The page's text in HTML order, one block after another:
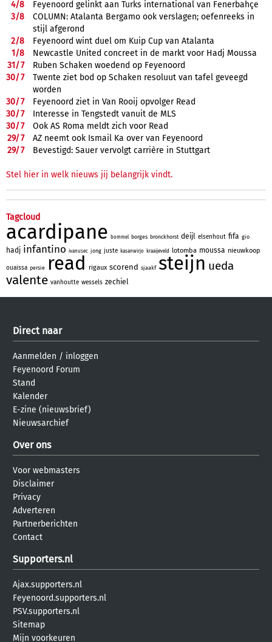
4/8
Feyenoord gelinkt aan Turks international van Fenerbahçe
3/8
COLUMN: Atalanta Bergamo ook verslagen; oefenreeks in
stijl afgerond
2/8
Feyenoord wint duel om Kuip Cup van Atalanta
1/8
Newcastle United concreet in de markt voor Hadj Moussa
31/7
Ruben Schaken woedend op Feyenoord
30/7
Twente ziet bod op Schaken resoluut van tafel geveegd
worden
30/7
Feyenoord ziet in Van Rooij opvolger Read
30/7
Interesse in Tengstedt vanuit de MLS
30/7
Ook AS Roma meldt zich voor Read
29/7
AZ neemt ook Ismail Ka over van Feyenoord
29/7 Bevestigd: Sauer vervolgt carrière in Stuttgart
Stel hier in welk nieuws jij belangrijk vindt.
Tagcloud
acardipane bommel borges bronckhorst deijl elsenhout fifa gio
hadj infantino ivanusec jong juste kasanwirjo kraaijeveld lotomba moussa nieuwkoop
ouaissa persie read rigaux scorend sjaakf steijn ueda
valente vanhoutte wessels zechiel
Direct naar
Aanmelden / inloggen
Feyenoord Forum
Stand
Kalender
E-zine (nieuwsbrief)
Nieuwsarchief
Over ons
Voor webmasters
Disclaimer
Privacy
Adverteren
Partnerberichten
Contact
Supporters.nl
Ajax.supporters.nl
Feyenoord.supporters.nl
PSV.supporters.nl
Sitemap
Mijn voorkeuren